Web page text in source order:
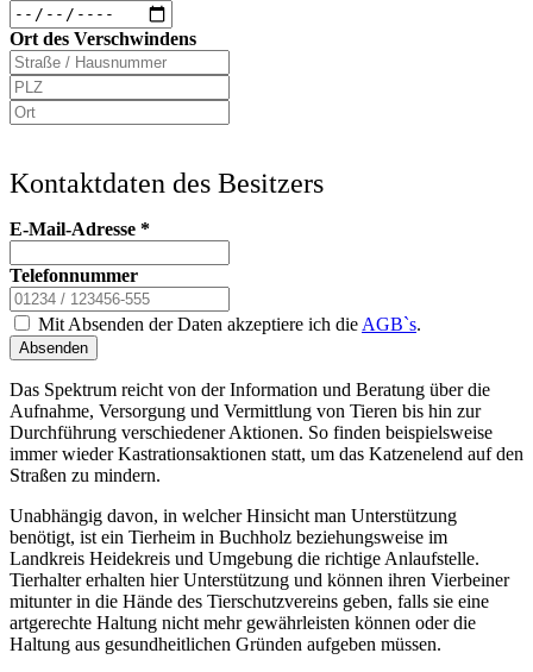
Ort des Verschwindens
Kontaktdaten des Besitzers
E-Mail-Adresse *
Telefonnummer
Mit Absenden der Daten akzeptiere ich die AGB`s.
Absenden
Das Spektrum reicht von der Information und Beratung über die
Aufnahme, Versorgung und Vermittlung von Tieren bis hin zur
Durchführung verschiedener Aktionen. So finden beispielsweise
immer wieder Kastrationsaktionen statt, um das Katzenelend auf den
Straßen zu mindern.
Unabhängig davon, in welcher Hinsicht man Unterstützung
benötigt, ist ein Tierheim in Buchholz beziehungsweise im
Landkreis Heidekreis und Umgebung die richtige Anlaufstelle.
Tierhalter erhalten hier Unterstützung und können ihren Vierbeiner
mitunter in die Hände des Tierschutzvereins geben, falls sie eine
artgerechte Haltung nicht mehr gewährleisten können oder die
Haltung aus gesundheitlichen Gründen aufgeben müssen.